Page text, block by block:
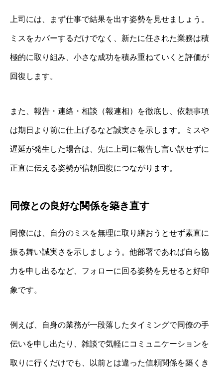
上司には、まず仕事で結果を出す姿勢を見せましょう。
ミスをカバーするだけでなく、新たに任された業務は積
極的に取り組み、小さな成功を積み重ねていくと評価が
回復します。
また、報告・連絡・相談（報連相）を徹底し、依頼事項
は期日より前に仕上げるなど誠実さを示します。ミスや
遅延が発生した場合は、先に上司に報告し言い訳せずに
正直に伝える姿勢が信頼回復につながります。
同僚との良好な関係を築き直す
同僚には、自分のミスを無理に取り繕おうとせず素直に
振る舞い誠実さを示しましょう。他部署であれば自ら協
力を申し出るなど、フォローに回る姿勢を見せると好印
象です。
例えば、自身の業務が一段落したタイミングで同僚の手
伝いを申し出たり、雑談で気軽にコミュニケーションを
取りに行くだけでも、以前とは違った信頼関係を築くき